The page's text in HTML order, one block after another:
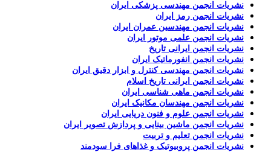
نشریات انجمن مهندسی پزشکی ایران
نشریات انجمن رمز ایران
نشریات انجمن مهندسین عمران ایران
نشریات انجمن علمی موتور ایران
نشریات انجمن ایرانی تاریخ
نشریات انجمن انفورماتیک ایران
نشریات انجمن مهندسی کنترل و ابزار دقیق ایران
نشریات انجمن ایرانی تاریخ اسلام
نشریات انجمن ماهی شناسی ایران
نشریات انجمن مهندسان مکانیک ایران
نشریات انجمن علوم و فنون دریایی ایران
نشریات انجمن ماشین بینایی و پردازش تصویر ایران
نشریات انجمن تعلیم و تربیت
نشریات انجمن پروبیوتیک و غذاهای فرا سودمند